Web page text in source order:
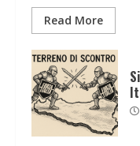
Read More